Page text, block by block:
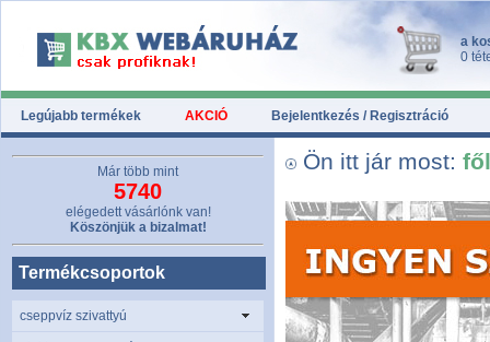
a
0
Legújabb termékek AKCIÓ Bejelentkezés / Regisztráció
Ön itt jár most:
Már több mint
5740
elégedett vásárlónk van!
Köszönjük a bizalmat!
Termékcsoportok
cseppvíz szivattyú